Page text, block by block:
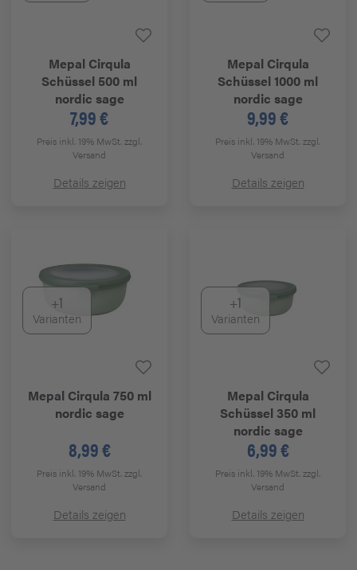
Mepal Cirqula
Schüssel 500 ml
nordic sage
7,99 €
Preis inkl. 19% MwSt.zzgl.
Versand
Details zeigen
Mepal Cirqula
Schüssel 1000 ml
nordic sage
9,99 €
Preis inkl. 19% MwSt.zzgl.
Versand
Details zeigen
+1
Varianten
Mepal Cirqula 750 ml
nordic sage
8,99 €
Preis inkl. 19% MwSt.zzgl.
Versand
Details zeigen
+1
Varianten
Mepal Cirqula
Schüssel 350 ml
nordic sage
6,99 €
Preis inkl. 19% MwSt.zzgl.
Versand
Details zeigen